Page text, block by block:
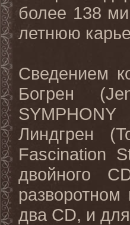
более 138
летнюю
Сведением
Богрен
Линдгрен
Fascination
двойного
разворотном
два CD, и